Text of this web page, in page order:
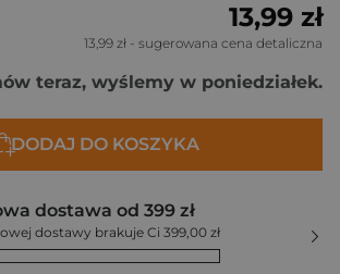
13,99 zł
13,99 zł - sugerowana cena detaliczna
teraz, wyślemy w poniedziałek.
DODAJ DO KOSZYKA
dostawa od 399 zł
dostawy brakuje Ci 399,00 zł